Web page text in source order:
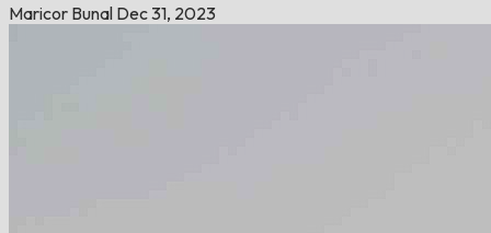
Maricor Bunal Dec 31, 2023